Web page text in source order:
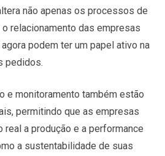
não apenas os processos de
relacionamento das empresas
podem ter um papel ativo na
pedidos.
e monitoramento também estão
permitindo que as empresas
real a produção e a performance
a sustentabilidade de suas